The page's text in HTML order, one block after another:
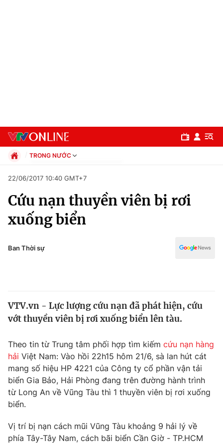
Chuyên mục
Chính trị
Y tế
Thế giới
Tin tức
Thế giới đó đây
Câu chuyện quốc tế
Kinh tế
Tài chính
Góc doanh nghiệp
Dữ liệu và đời sống
Truyền hình
TRONG NƯỚC
Xã hội
Pháp luật
Kinh tế
Thể thao
Văn hóa - Giải trí
Giáo dục
22/06/2017 10:40 GMT+7
Cứu nạn thuyền viên bị rơi
xuống biển
Ban Thời sự
VTV.vn - Lực lượng cứu nạn đã phát hiện, cứu
vớt thuyền viên bị rơi xuống biển lên tàu.
Theo tin từ Trung tâm phối hợp tìm kiếm cứu nạn hàng
hải Việt Nam: Vào hồi 22h15 hôm 21/6, sà lan hút cát
mang số hiệu HP 4221 của Công ty cổ phần vận tải
biển Gia Bảo, Hải Phòng đang trên đường hành trình
từ Long An về Vũng Tàu thì 1 thuyền viên bị rơi xuống
biển.
Vị trí bị nạn cách mũi Vũng Tàu khoảng 9 hải lý về
phía Tây-Tây Nam, cách bãi biển Cần Giờ - TP.HCM